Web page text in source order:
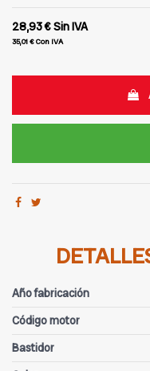
28,93 €Sin IVA
35,01 €Con IVA
Año fabricación
Código motor
Bastidor